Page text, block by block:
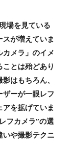
場を見ている
が増えていま
メラ」のイメ
とは殆どあり
はもちろん、
ーが一眼レフ
を拡げていま
フカメラ”の選
や撮影テクニ